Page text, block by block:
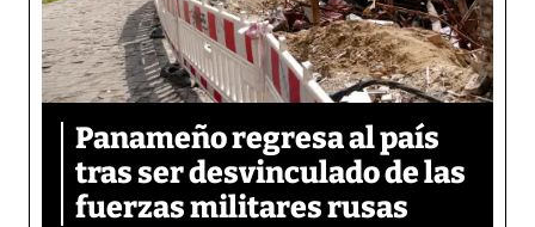
Panameño regresa al país
tras ser desvinculado de las
fuerzas militares rusas